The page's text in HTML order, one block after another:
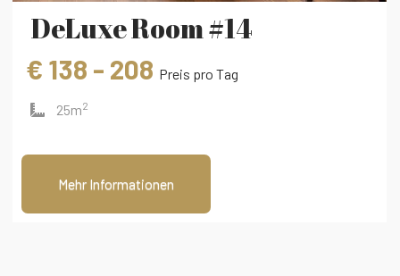
DeLuxe Room #14
€ 138 - 208 Preis pro Tag
25m2
Mehr Informationen